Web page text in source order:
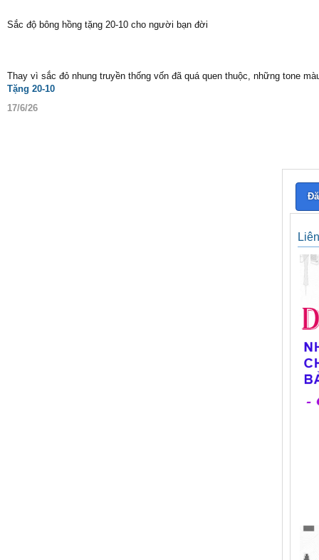
Sắc độ bông hồng tặng 20-10 cho người bạn đời
Thay vì sắc đỏ nhung truyền thống vốn đã quá quen thuộc, những tone
Tặng 20-10
17/6/26